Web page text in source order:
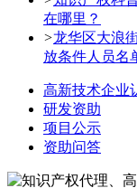
在哪里？
>龙华区大浪
放条件人员名
高新技术企业
研发资助
项目公示
资助问答